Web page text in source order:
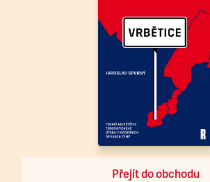
Přejít do obchodu